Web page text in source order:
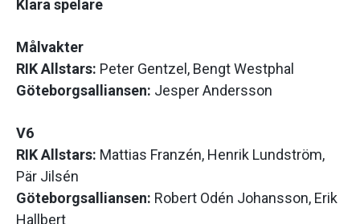
Klara spelare
Målvakter
RIK Allstars: Peter Gentzel, Bengt Westphal
Göteborgsalliansen: Jesper Andersson
V6
RIK Allstars: Mattias Franzén, Henrik Lundström,
Pär Jilsén
Göteborgsalliansen: Robert Odén Johansson, Erik
Hallbert